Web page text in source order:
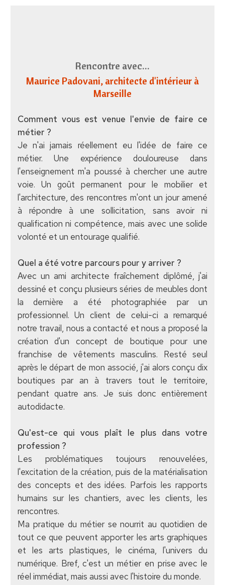
Rencontre avec...
Maurice Padovani, architecte d'intérieur à
Marseille
Comment vous est venue l'envie de faire ce
métier ?
Je n'ai jamais réellement eu l'idée de faire ce
métier. Une expérience douloureuse dans
l'enseignement m'a poussé à chercher une autre
voie. Un goût permanent pour le mobilier et
l'architecture, des rencontres m'ont un jour amené
à répondre à une sollicitation, sans avoir ni
qualification ni compétence, mais avec une solide
volonté et un entourage qualifié.
Quel a été votre parcours pour y arriver ?
Avec un ami architecte fraîchement diplômé, j'ai
dessiné et conçu plusieurs séries de meubles dont
la dernière a été photographiée par un
professionnel. Un client de celui-ci a remarqué
notre travail, nous a contacté et nous a proposé la
création d'un concept de boutique pour une
franchise de vêtements masculins. Resté seul
après le départ de mon associé, j'ai alors conçu dix
boutiques par an à travers tout le territoire,
pendant quatre ans. Je suis donc entièrement
autodidacte.
Qu'est-ce qui vous plaît le plus dans votre
profession ?
Les problématiques toujours renouvelées,
l'excitation de la création, puis de la matérialisation
des concepts et des idées. Parfois les rapports
humains sur les chantiers, avec les clients, les
rencontres.
Ma pratique du métier se nourrit au quotidien de
tout ce que peuvent apporter les arts graphiques
et les arts plastiques, le cinéma, l'univers du
numérique. Bref, c'est un métier en prise avec le
réel immédiat, mais aussi avec l'histoire du monde.